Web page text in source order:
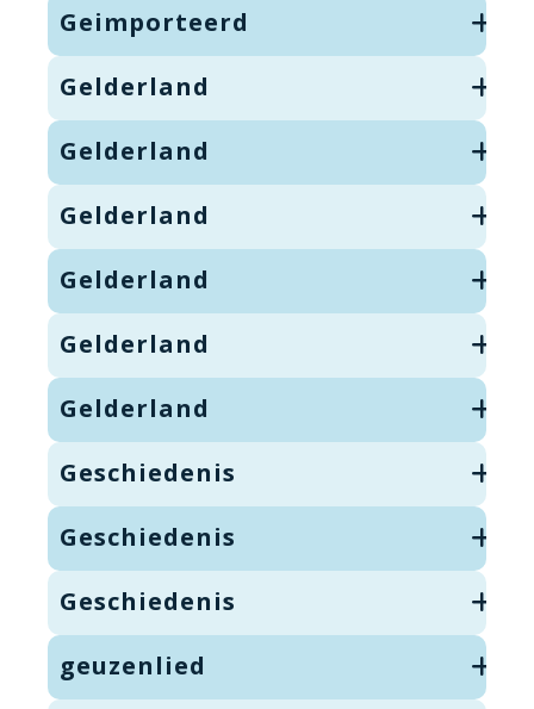
Geimporteerd
Gelderland
Gelderland
Gelderland
Gelderland
Gelderland
Gelderland
Geschiedenis
Geschiedenis
Geschiedenis
geuzenlied